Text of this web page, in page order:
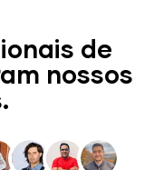
de
nossos